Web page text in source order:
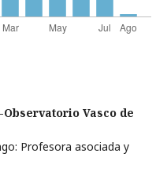
Vasco de
Profesora asociada y